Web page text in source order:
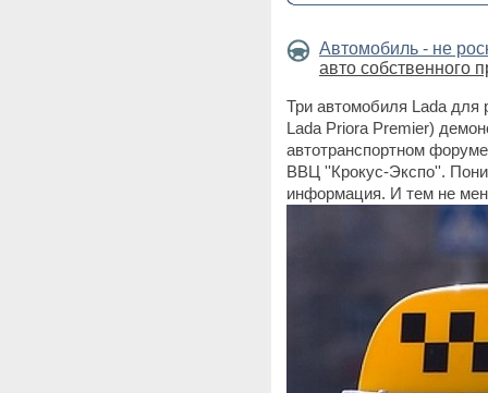
Автомобиль - не
авто собственного
Три автомобиля Lada для
Lada Priora Premier)
автотранспортном
ВВЦ ''Крокус-Экспо''.
информация. И тем не